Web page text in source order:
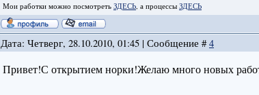
Мои работки можно посмотреть ЗДЕСЬ, а процессы ЗДЕСЬ
Дата: Четверг, 28.10.2010, 01:45 | Сообщение #4
Привет!С открытием норки!Желаю много новых работ